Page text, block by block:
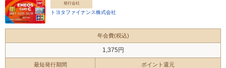
発行会社
トヨタファイナンス株式会社
年会費(税込)
1,375円
最短発行期間 ポイント還元